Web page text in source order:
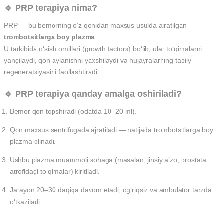
🔹 PRP terapiya nima?
PRP — bu bemorning o‘z qonidan maxsus usulda ajratilgan
trombotsitlarga boy plazma
U tarkibida o‘sish omillari (growth factors) bo‘lib, ular to‘qimalarni
yangilaydi, qon aylanishni yaxshilaydi va hujayralarning tabiiy
regeneratsiyasini faollashtiradi.
🔹 PRP terapiya qanday amalga oshiriladi?
Bemor qon topshiradi (odatda 10–20 ml).
Qon maxsus sentrifugada ajratiladi — natijada trombotsitlarga boy
plazma olinadi.
Ushbu plazma muammoli sohaga (masalan, jinsiy a’zo, prostata
atrofidagi to‘qimalar) kiritiladi.
Jarayon 20–30 daqiqa davom etadi, og‘riqsiz va ambulator tarzda
o‘tkaziladi.